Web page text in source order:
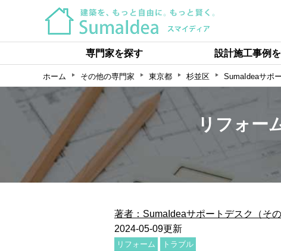
専門家を探す 設計施工事例
ホーム その他の専門家 東京都 杉並区 SumaIdeaサポ
リフォー
著者：SumaIdeaサポートデスク（そ
2024-05-09更新
リフォーム トラブル